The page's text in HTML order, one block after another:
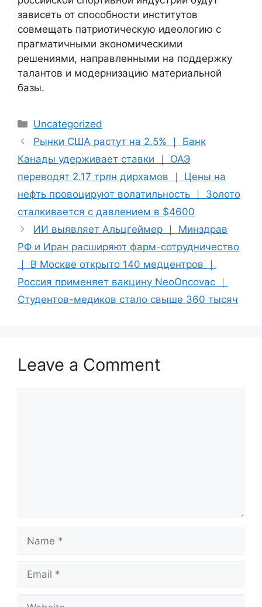
зависеть от способности институтов
совмещать патриотическую идеологию с
прагматичными экономическими
решениями, направленными на поддержку
талантов и модернизацию материальной
базы.
Categories
Uncategorized
Рынки США растут на 2.5% ｜ Банк
Канады удерживает ставки ｜ ОАЭ
переводят 2.17 трлн дирхамов ｜ Цены на
нефть провоцируют волатильность ｜ Золото
сталкивается с давлением в $4600
ИИ выявляет Альцгеймер ｜ Минздрав
РФ и Иран расширяют фарм-сотрудничество
｜ В Москве открыто 140 медцентров ｜
Россия применяет вакцину NeoOncovac ｜
Студентов-медиков стало свыше 360 тысяч
Leave a Comment
Name
Email
Website